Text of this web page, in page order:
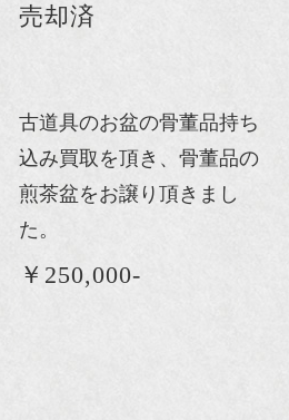
売却済
古道具のお盆の骨董品持ち
込み買取を頂き、骨董品の
煎茶盆をお譲り頂きまし
た。
￥250,000-